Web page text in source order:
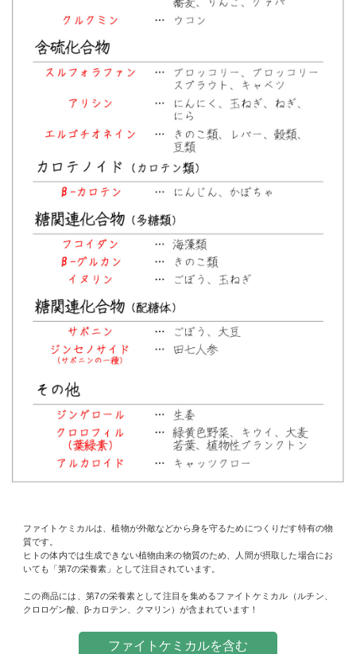
ファイトケミカルは、植物が外敵などから身を守るためにつくりだす特有の物
質です。
ヒトの体内では生成できない植物由来の物質のため、人間が摂取した場合にお
いても「第7の栄養素」として注目されています。
この商品には、第7の栄養素として注目を集めるファイトケミカル（ルチン、
クロロゲン酸、β-カロテン、クマリン）が含まれています！
ファイトケミカルを含む